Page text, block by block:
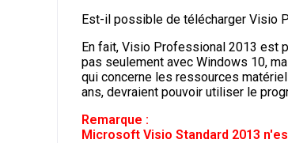
Est-il possible de télécharger Visio
En fait, Visio Professional 2013 est
pas seulement avec Windows 10,
qui concerne les ressources
ans, devraient pouvoir utiliser le
Remarque :
Microsoft Visio Standard 2013